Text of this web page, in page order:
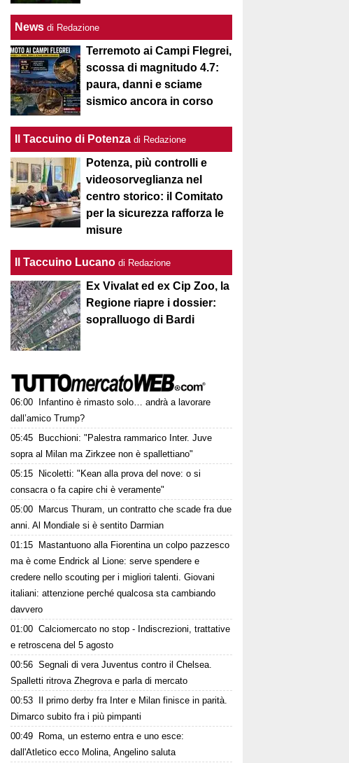
News di Redazione
Terremoto ai Campi Flegrei,
scossa di magnitudo 4.7:
paura, danni e sciame
sismico ancora in corso
Il Taccuino di Potenza di Redazione
Potenza, più controlli e
videosorveglianza nel
centro storico: il Comitato
per la sicurezza rafforza le
misure
Il Taccuino Lucano di Redazione
Ex Vivalat ed ex Cip Zoo, la
Regione riapre i dossier:
sopralluogo di Bardi
06:00
Infantino è rimasto solo… andrà a lavorare
dall’amico Trump?
05:45
Bucchioni: "Palestra rammarico Inter. Juve
sopra al Milan ma Zirkzee non è spallettiano"
05:15
Nicoletti: "Kean alla prova del nove: o si
consacra o fa capire chi è veramente"
05:00
Marcus Thuram, un contratto che scade fra due
anni. Al Mondiale si è sentito Darmian
01:15
Mastantuono alla Fiorentina un colpo pazzesco
ma è come Endrick al Lione: serve spendere e
credere nello scouting per i migliori talenti. Giovani
italiani: attenzione perché qualcosa sta cambiando
davvero
01:00 Calciomercato no stop - Indiscrezioni, trattative
e retroscena del 5 agosto
00:56 Segnali di vera Juventus contro il Chelsea.
Spalletti ritrova Zhegrova e parla di mercato
00:53
Il primo derby fra Inter e Milan finisce in parità.
Dimarco subito fra i più pimpanti
00:49
Roma, un esterno entra e uno esce:
dall'Atletico ecco Molina, Angelino saluta